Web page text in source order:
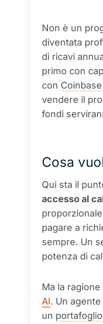
Non è un
diventata
di ricavi
primo con
con Coinbase
vendere il
fondi
Cosa
Qui sta il
accesso al
pagare a
sempre. Un
potenza di
Ma la
AI. Un
un portafoglio